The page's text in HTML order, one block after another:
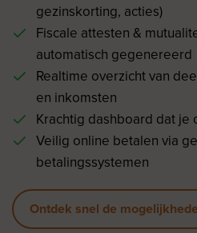
gezinskorting, acties)
Fiscale attesten &
automatisch gegenereerd
Realtime overzicht van
en inkomsten
Krachtig dashboard dat
Veilig online betalen via
betalingssystemen
Ontdek snel de